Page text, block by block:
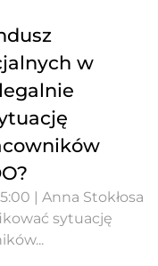
w
| Anna Stokłosa
sytuację